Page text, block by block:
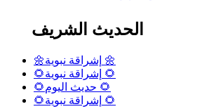
الحديث الشريف
🌼إشراقة نبوية 🌼
🌻إشراقة نبوية 🌻
🌻حديث اليوم 🌻
🌻إشراقة نبوية 🌻